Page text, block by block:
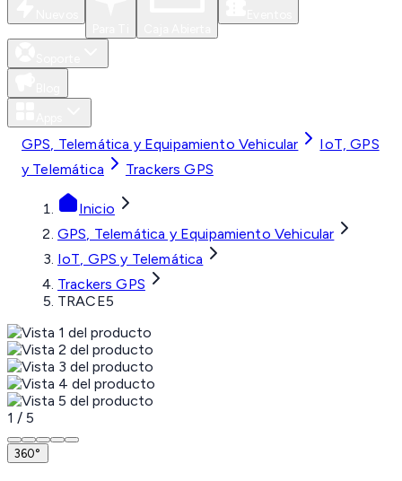
GPS, Telemática y Equipamiento Vehicular
IoT, GPS
y Telemática
Trackers GPS
Inicio
GPS, Telemática y Equipamiento Vehicular
IoT, GPS y Telemática
Trackers GPS
TRACE5
1 / 5
360°